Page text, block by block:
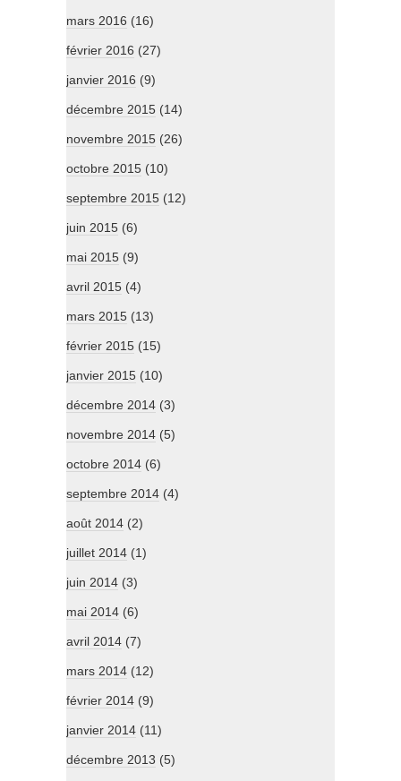
mars 2016 (16)
février 2016 (27)
janvier 2016 (9)
décembre 2015 (14)
novembre 2015 (26)
octobre 2015 (10)
septembre 2015 (12)
juin 2015 (6)
mai 2015 (9)
avril 2015 (4)
mars 2015 (13)
février 2015 (15)
janvier 2015 (10)
décembre 2014 (3)
novembre 2014 (5)
octobre 2014 (6)
septembre 2014 (4)
août 2014 (2)
juillet 2014 (1)
juin 2014 (3)
mai 2014 (6)
avril 2014 (7)
mars 2014 (12)
février 2014 (9)
janvier 2014 (11)
décembre 2013 (5)